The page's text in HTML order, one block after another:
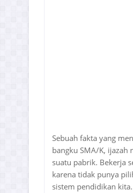
Sebuah fakta yang
bangku SMA/K,
suatu pabrik. Bekerja
karena tidak punya
sistem pendidikan